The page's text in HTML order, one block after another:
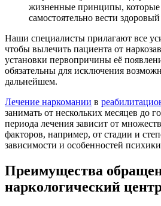
жизненные принципы, которые
самостоятельно вести
Наши специалисты прилагают все
чтобы вылечить пациента от
установки первопричины её
обязательны для исключения
дальнейшем.
Лечение наркомании в
занимать от нескольких месяцев до
периода лечения зависит от
факторов, например, от стадии и
зависимости и особенностей
Преимущества
наркологический